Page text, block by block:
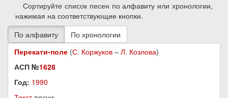
Сортируйте список песен по алфавиту или хронологии,
нажимая на соответствующие кнопки.
Перекати-поле (С. Коржуков – Л. Козлова)
АСП №1628
Год: 1990